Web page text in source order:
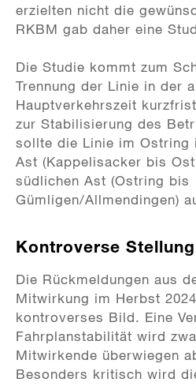
erzielten nicht die
RKBM gab daher eine
Die Studie kommt zum
Trennung der Linie in der
Hauptverkehrszeit
zur Stabilisierung des
sollte die Linie im Ostring
Ast (Kappelisacker bis
südlichen Ast (Ostring bis
Gümligen/Allmendingen)
Kontroverse
Die Rückmeldungen aus
Mitwirkung im Herbst
kontroverses Bild. Eine
Fahrplanstabilität wird
Mitwirkende überwiegen
Besonders kritisch wird